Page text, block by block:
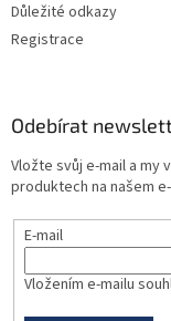
Důležité odkazy
Registrace
Odebírat
Vložte svůj e-mail a my
produktech na našem
E-mail
Vložením e-mailu